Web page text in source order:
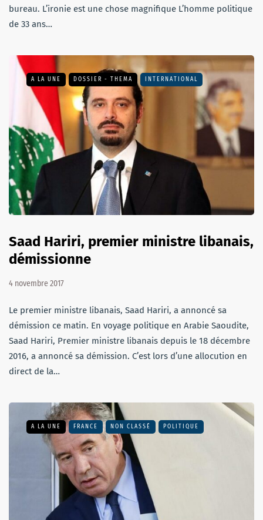
bureau. L’ironie est une chose magnifique L’homme politique
de 33 ans…
A LA UNE DOSSIER - THEMA INTERNATIONAL
Saad Hariri, premier ministre libanais,
démissionne
4 novembre 2017
Le premier ministre libanais, Saad Hariri, a annoncé sa
démission ce matin. En voyage politique en Arabie Saoudite,
Saad Hariri, Premier ministre libanais depuis le 18 décembre
2016, a annoncé sa démission. C’est lors d’une allocution en
direct de la…
A LA UNE FRANCE NON CLASSÉ POLITIQUE